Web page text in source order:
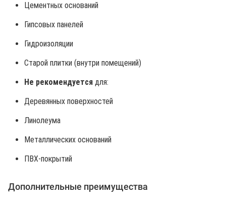
Цементных оснований
Гипсовых панелей
Гидроизоляции
Старой плитки (внутри помещений)
Не рекомендуется для:
Деревянных поверхностей
Линолеума
Металлических оснований
ПВХ-покрытий
Дополнительные преимущества